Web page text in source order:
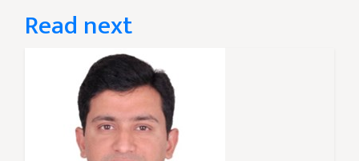
Read next